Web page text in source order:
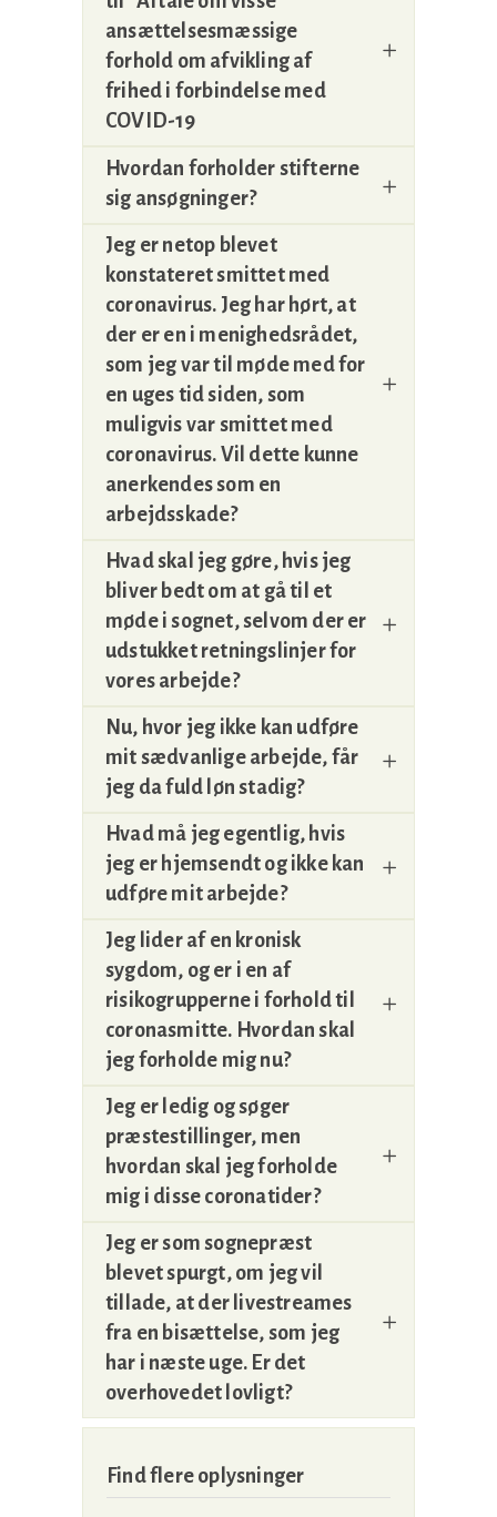
ansættelsesmæssige
forhold om afvikling af
frihed i forbindelse med
COVID-19
Hvordan forholder stifterne
sig ansøgninger?
Jeg er netop blevet
konstateret smittet med
coronavirus. Jeg har hørt, at
der er en i menighedsrådet,
som jeg var til møde med for
en uges tid siden, som
muligvis var smittet med
coronavirus. Vil dette kunne
anerkendes som en
arbejdsskade?
Hvad skal jeg gøre, hvis jeg
bliver bedt om at gå til et
møde i sognet, selvom der er
udstukket retningslinjer for
vores arbejde?
Nu, hvor jeg ikke kan udføre
mit sædvanlige arbejde, får
jeg da fuld løn stadig?
Hvad må jeg egentlig, hvis
jeg er hjemsendt og ikke kan
udføre mit arbejde?
Jeg lider af en kronisk
sygdom, og er i en af
risikogrupperne i forhold til
coronasmitte. Hvordan skal
jeg forholde mig nu?
Jeg er ledig og søger
præstestillinger, men
hvordan skal jeg forholde
mig i disse coronatider?
Jeg er som sognepræst
blevet spurgt, om jeg vil
tillade, at der livestreames
fra en bisættelse, som jeg
har i næste uge. Er det
overhovedet lovligt?
Find flere oplysninger